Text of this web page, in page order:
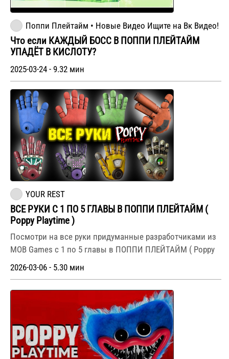
Поппи Плейтайм • Новые Видео Ищите на Вк Видео!
Что если КАЖДЫЙ БОСС В ПОППИ ПЛЕЙТАЙМ
УПАДЁТ В КИСЛОТУ?
2025-03-24 - 9.32 мин
YOUR REST
ВСЕ РУКИ С 1 ПО 5 ГЛАВЫ В ПОППИ ПЛЕЙТАЙМ (
Poppy Playtime )
Посмотри на все руки придуманные разработчиками из
MOB Games с 1 по 5 главы в ПОППИ ПЛЕЙТАЙМ ( Poppy
2026-03-06 - 5.30 мин